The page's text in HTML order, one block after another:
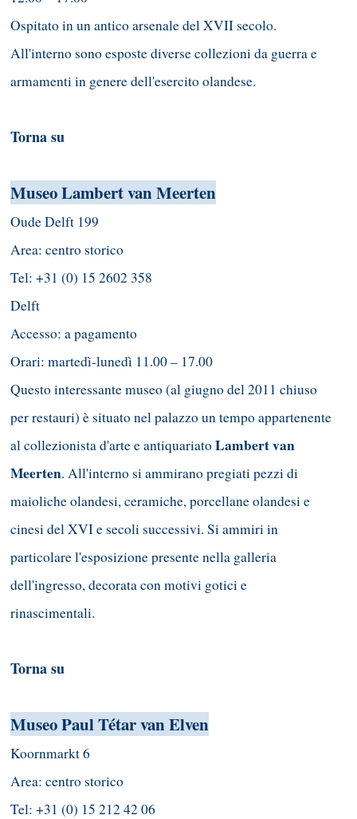
Ospitato in un antico arsenale del XVII secolo.
All'interno sono esposte diverse collezioni da guerra e
armamenti in genere dell'esercito olandese.
Torna su
Museo Lambert van Meerten
Oude Delft 199
Area: centro storico
Tel: +31 (0) 15 2602 358
Delft
Accesso: a pagamento
Orari: martedì-lunedì 11.00 – 17.00
Questo interessante museo (al giugno del 2011 chiuso
per restauri) è situato nel palazzo un tempo appartenente
al collezionista d'arte e antiquariatoLambert van
Meerten. All'interno si ammirano pregiati pezzi di
maioliche olandesi, ceramiche, porcellane olandesi e
cinesi del XVI e secoli successivi. Si ammiri in
particolare l'esposizione presente nella galleria
dell'ingresso, decorata con motivi gotici e
rinascimentali.
Torna su
Museo Paul Tétar van Elven
Koornmarkt 6
Area: centro storico
Tel: +31 (0) 15 212 42 06